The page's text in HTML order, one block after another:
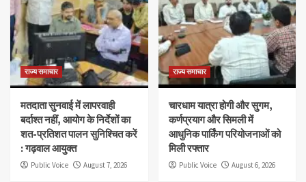
राज्य समाचार
मतदाता सुनवाई में लापरवाही
बर्दाश्त नहीं, आयोग के निर्देशों का
शत-प्रतिशत पालन सुनिश्चित करें
: गढ़वाल आयुक्त
Public Voice August 7, 2026
राज्य समाचार
चारधाम यात्रा होगी और सुगम,
कर्णप्रयाग और सिमली में
आधुनिक पार्किंग परियोजनाओं को
मिली रफ्तार
Public Voice August 6, 2026